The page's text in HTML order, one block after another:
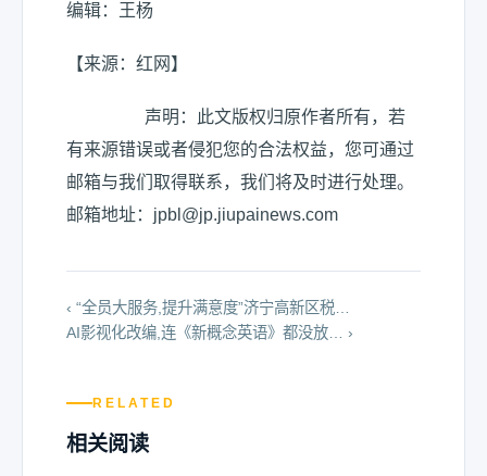
编辑：王杨
【来源：红网】
声明：此文版权归原作者所有，若
有来源错误或者侵犯您的合法权益，您可通过
邮箱与我们取得联系，我们将及时进行处理。
邮箱地址：jpbl@jp.jiupainews.com
‹ “全员大服务,提升满意度”济宁高新区税…
AI影视化改编,连《新概念英语》都没放… ›
RELATED
相关阅读